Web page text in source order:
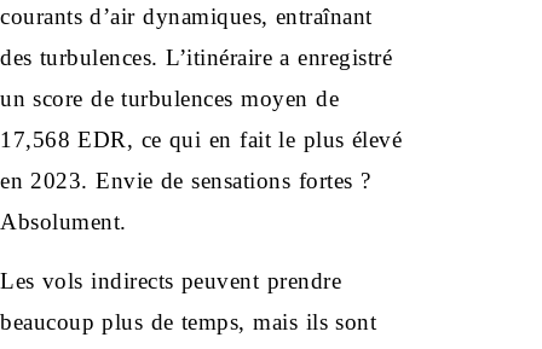
courants d’air dynamiques, entraînant
des turbulences. L’itinéraire a enregistré
un score de turbulences moyen de
17,568 EDR, ce qui en fait le plus élevé
en 2023. Envie de sensations fortes ?
Absolument.
Les vols indirects peuvent prendre
beaucoup plus de temps, mais ils sont